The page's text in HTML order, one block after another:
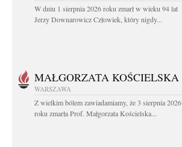
W dniu 1 sierpnia 2026 roku zmarł w wieku 94 lat
Jerzy Downarowicz Człowiek, który nigdy...
MAŁGORZATA KOŚCIELSKA
WARSZAWA
Z wielkim bólem zawiadamiamy, że 3 sierpnia 2026
roku zmarła Prof. Małgorzata Kościelska...